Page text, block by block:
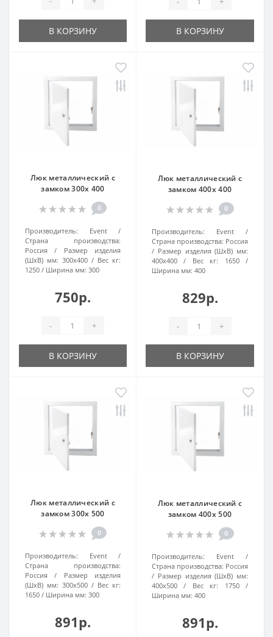
В КОРЗИНУ В КОРЗИНУ
Люк металлический с
замком 300х 400
0
Производитель:
Event
Страна производства:
Россия
Размер изделия
(ШхВ) мм: 300х400
Вес кг:
1250
Ширина мм: 300
750р.
- +
В КОРЗИНУ
Люк металлический с
замком 400х 400
0
Производитель:
Event
Страна производства: Россия
Размер изделия (ШхВ) мм:
400х400
Вес кг:
1650
Ширина мм: 400
829р.
- +
В КОРЗИНУ
Люк металлический с
замком 300х 500
0
Производитель:
Event
Страна производства:
Россия
Размер изделия
(ШхВ) мм: 300х500
Вес кг:
1650
Ширина мм: 300
891р.
Люк металлический с
замком 400х 500
0
Производитель:
Event
Страна производства: Россия
Размер изделия (ШхВ) мм:
400х500
Вес кг:
1750
Ширина мм: 400
891р.